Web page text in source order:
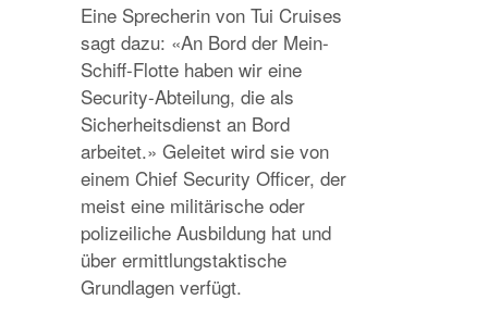
Eine Sprecherin von Tui Cruises
sagt dazu: «An Bord der Mein-
Schiff-Flotte haben wir eine
Security-Abteilung, die als
Sicherheitsdienst an Bord
arbeitet.» Geleitet wird sie von
einem Chief Security Officer, der
meist eine militärische oder
polizeiliche Ausbildung hat und
über ermittlungstaktische
Grundlagen verfügt.